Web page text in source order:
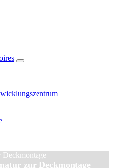
zur Deckmontage